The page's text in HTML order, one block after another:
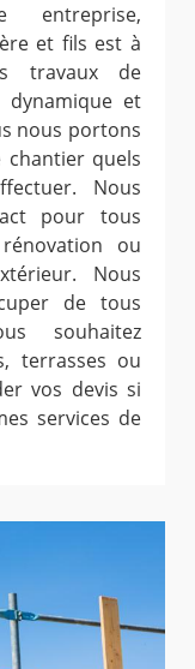
entreprise,
et fils est à
travaux de
dynamique et
nous portons
quels
Nous
pour tous
ou
Nous
de tous
souhaitez
terrasses ou
vos devis si
services de